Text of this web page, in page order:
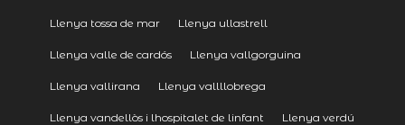
Llenya tossa de mar Llenya ullastrell
Llenya valle de cardós Llenya vallgorguina
Llenya vallirana Llenya vallllobrega
Llenya vandellòs i lhospitalet de linfant Llenya verdú